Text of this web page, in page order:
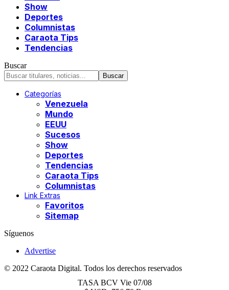
Show
Deportes
Columnistas
Caraota Tips
Tendencias
Buscar
Categorías
Venezuela
Mundo
EEUU
Sucesos
Show
Deportes
Tendencias
Caraota Tips
Columnistas
Link Extras
Favoritos
Sitemap
Síguenos
Advertise
© 2022 Caraota Digital. Todos los derechos reservados
TASA BCV Vie 07/08